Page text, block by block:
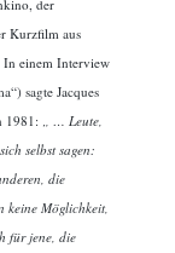
der
Kurzfilm aus
In einem Interview
sagte Jacques
1981: „ … Leute,
selbst sagen:
die
keine Möglichkeit,
für jene, die